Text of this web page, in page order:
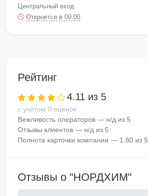
Центральный вход
Откроется в 09:00
Рейтинг
4.11 из 5
с учётом 0 оценок
Вежливость операторов — н/д из 5
Отзывы клиентов — н/д из 5
Полнота карточки компании — 1.80 из 5
Отзывы о "НОРДХИМ"